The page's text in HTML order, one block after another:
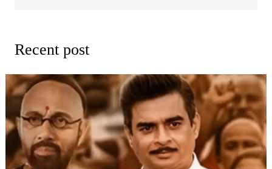
Recent post